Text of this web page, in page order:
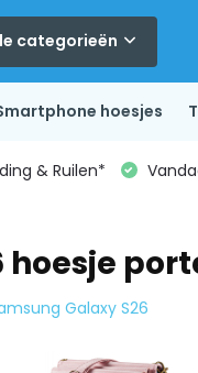
categorieën
hoesjes
& Ruilen*
hoesje
Galaxy S26